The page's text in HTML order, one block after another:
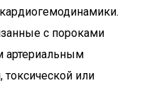
с пороками
артериальным
или